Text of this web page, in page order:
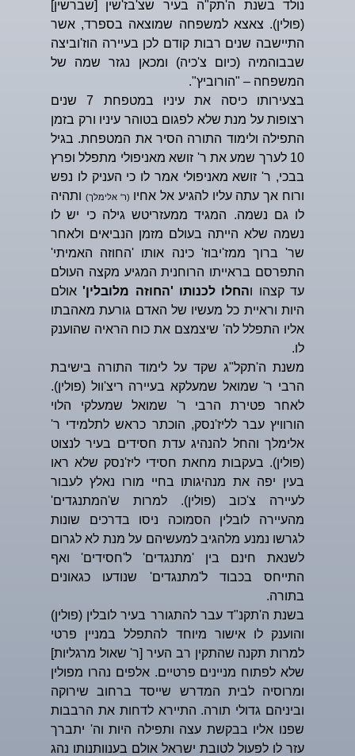
נולד בשנת ה'תק"ה בעיר שצ'בז'שין [שברשין]
(פולין). צאצא למשפחה שמוצאה בספרד, אשר
התיישבה שנים רבות קודם לכן בעיירה הוז'וביצה
שבבוהמיה (כיום צ'כיה) ומכאן נגזר שמה של
המשפחה – "הורוביץ".
בצעירותו כיסה את עיניו במטפחת 7 שנים
רצופות על מנת שלא לפגום בטוהר עיניו ורק בזמן
התפילה ולימוד התורה הסיר את המטפחת. בגיל
10 לערך שמע את ר' זושא מאניפולי מתפלל ופרץ
בבכי, ר' זושא מאניפולי אמר לו כי העניק לו נפש
ורוח אך עתה עליו להגיע אל אחיו (ר' אלימלך) ותהיה
לו גם נשמה. המגיד ממעזריטש גילה כי יש לו
נשמה שלא הייתה בעולם מזמן הנביאים ולאחר
שר' ברוך ממז'יבוז' כינה אותו 'החוזה האמיתי'
התפרסם בראייתו הרוחנית המגיע מקצה העולם
עד קצהו והחלו לכנותו 'החוזה מלובלין'אולם
היות וראיית כל מעשיו של האדם גורעת מאהבתו
אליו התפלל לה' שיצמצם את כוח הראיה שהוענק
לו.
משנת ה'תקל"ג שקד על לימוד התורה בישיבת
הרבי ר' שמואל שמעלקא בעיירה ריצ'וול (פולין).
לאחר פטירת הרבי ר' שמואל שמעלקי הלוי
הורוויץ עבר לליז'נסק, הוכתר כראש לתלמידי ר'
אלימלך והחל להנהיג עדת חסידים בעיר לנצוט
(פולין). בעקבות מחאת חסידי ליז'נסק שלא ראו
בעין יפה את מנהיגותו בחיי מורו נאלץ לעבור
לעיירה צ'כוב (פולין). למרות ש'המתנגדים'
מהעיירה לובלין הסמוכה ניסו בדרכים שונות
לגרשו נמנע מלהגיב למעשיהם על מנת לא לגרום
לשנאת חינם בין 'מתנגדים' ל'חסידים' ואף
התייחס בכבוד ל'מתנגדים' שנודעו כגאונים
בתורה.
בשנת ה'תקנ"ד עבר להתגורר בעיר לובלין (פולין)
והוענק לו אישור מיוחד להתפלל במניין פרטי
למרות תקנה שהתקין רב העיר [ר' שאול מרגליות]
שלא לפתוח מניינים פרטיים. אלפים נהרו מפולין
ומרוסיה לבית המדרש שייסד ברחוב שירוקה
וביניהם גדולי תורה. התיירא לדחות את הרבבות
שפנו אליו בבקשת עצה ותפילה היות וה' יתברך
עזר לו לפעול לטובת ישראל אולם בענוותנותו נהג